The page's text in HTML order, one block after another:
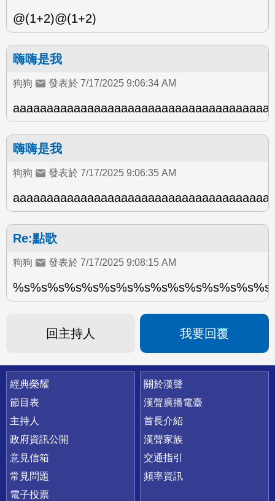
@(1+2)@(1+2)
嗨嗨是我
狗狗 發表於 7/17/2025 9:06:34 AM
嗨嗨是我
狗狗 發表於 7/17/2025 9:06:35 AM
Re:點歌
狗狗 發表於 7/17/2025 9:08:15 AM
回主持人 我要回覆
快速連結
經典榮耀
節目表
主持人
政府資訊公開
意見信箱
常見問題
電子投票
關於漢聲
漢聲廣播電臺
首長介紹
漢聲家族
交通指引
頻率資訊